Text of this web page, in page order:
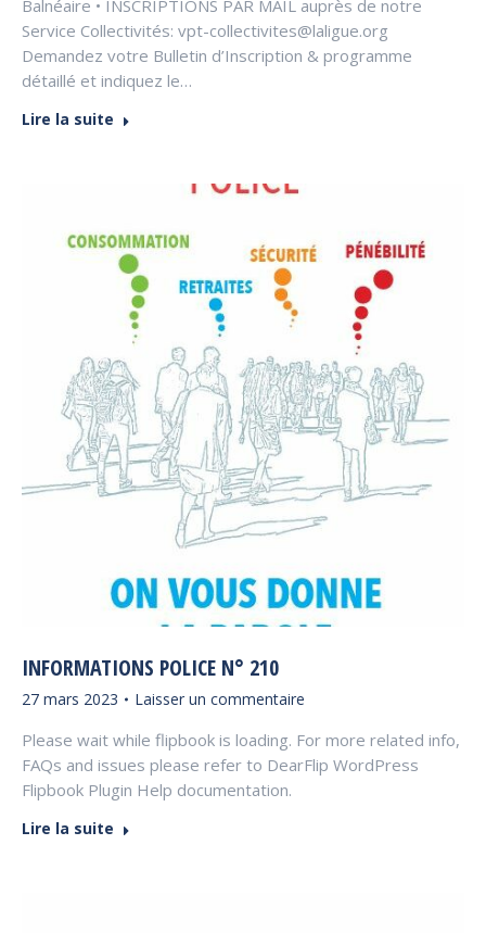
Balnéaire • INSCRIPTIONS PAR MAIL auprès de notre
Service Collectivités: vpt-collectivites@laligue.org
Demandez votre Bulletin d’Inscription & programme
détaillé et indiquez le…
Lire la suite
INFORMATIONS POLICE N° 210
27 mars 2023 Laisser un commentaire
Please wait while flipbook is loading. For more related info,
FAQs and issues please refer to DearFlip WordPress
Flipbook Plugin Help documentation.
Lire la suite